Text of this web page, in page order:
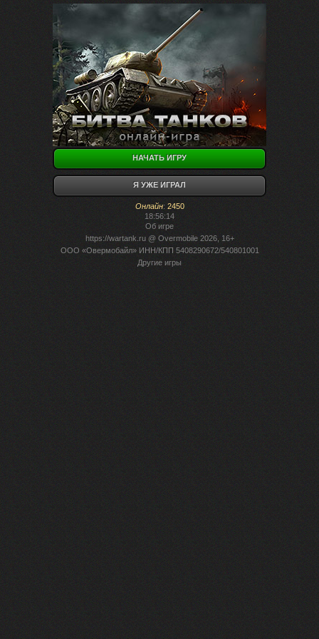
НАЧАТЬ ИГРУ
Я УЖЕ ИГРАЛ
Онлайн: 2450
18:56:14
Об игре
https://wartank.ru@ Overmobile 2026, 16+
ООО «Овермобайл» ИНН/КПП 5408290672/540801001
Другие игры